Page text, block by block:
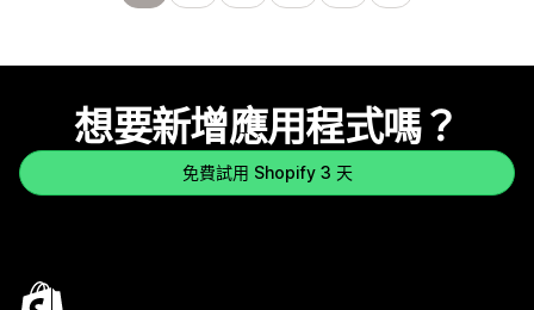
想要新增應用程式嗎？
免費試用 Shopify 3 天